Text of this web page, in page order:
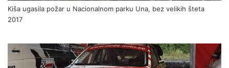
Kiša ugasila požar u Nacionalnom parku Una, bez velikih šteta
2017